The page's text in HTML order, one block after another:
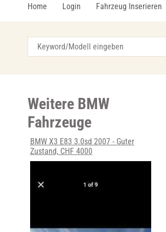
Home Login Fahrzeug Inserieren
Weitere BMW
Fahrzeuge
BMW X3 E83 3.0sd 2007 - Guter
Zustand, CHF 4000